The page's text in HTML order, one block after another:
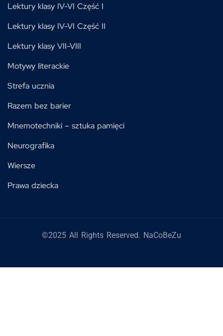
Lektury klasy IV-VI Część I
Lektury klasy IV-VI Część II
Lektury klasy VII-VIII
Motywy literackie
Strefa ucznia
Razem bez barier
Mnemotechniki – sztuka pamięci
Neurografika
Wiersze
Prawa dziecka
©2025 All Rights Reserved. NaCoBeZu